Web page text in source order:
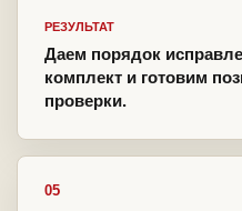
РЕЗУЛЬТАТ
Даем порядок
комплект и готовим
проверки.
05